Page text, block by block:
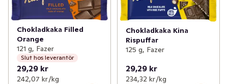
Chokladkaka Filled
Orange
121 g, Fazer
Slut hos leverantör
29,29 kr
242,07 kr /kg
Chokladkaka Kina
Rispuffar
125 g, Fazer
29,29 kr
234,32 kr /kg